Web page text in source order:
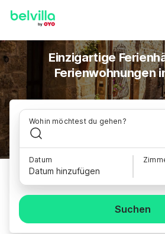
Einzigartige
Ferienwohnungen
Wohin möchtest du gehen?
Datum
Datum hinzufügen
Suchen